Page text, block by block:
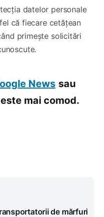
datelor personale
că fiecare cetățean
primește solicitări
News sau
mai comod.
de mărfuri